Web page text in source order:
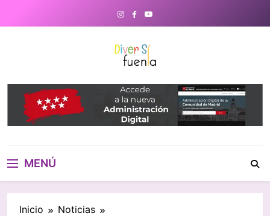
DiverSiFuenla
Diversifuenla – Tu medio digital
de referencia en Fuenlabrada.
Noticias, eventos culturales,
gastronomía y un directorio de
MENÚ
Inicio
Noticias